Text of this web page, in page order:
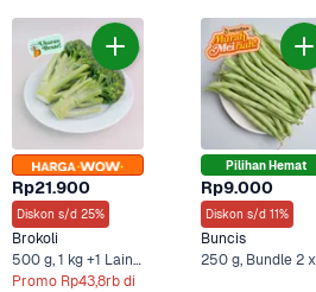
Rp21.900
Diskon s/d 25%
Brokoli
500 g, 1 kg +1 Lainnya
Promo Rp43,8rb di
Pilihan Hemat
Rp9.000
Diskon s/d 11%
Buncis